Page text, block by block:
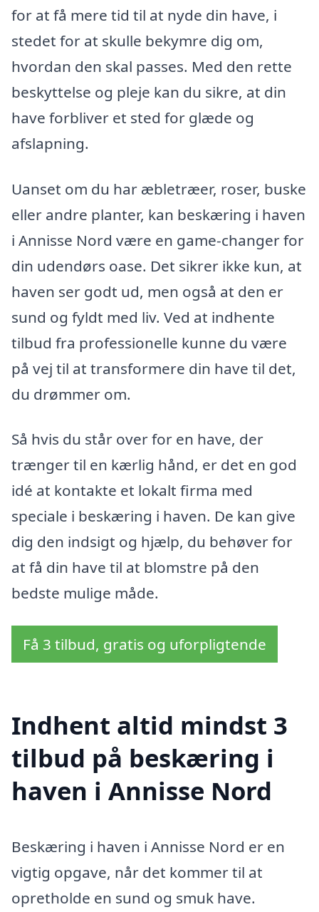
for at få mere tid til at nyde din have, i
stedet for at skulle bekymre dig om,
hvordan den skal passes. Med den rette
beskyttelse og pleje kan du sikre, at din
have forbliver et sted for glæde og
afslapning.
Uanset om du har æbletræer, roser, buske
eller andre planter, kan beskæring i haven
i Annisse Nord være en game-changer for
din udendørs oase. Det sikrer ikke kun, at
haven ser godt ud, men også at den er
sund og fyldt med liv. Ved at indhente
tilbud fra professionelle kunne du være
på vej til at transformere din have til det,
du drømmer om.
Så hvis du står over for en have, der
trænger til en kærlig hånd, er det en god
idé at kontakte et lokalt firma med
speciale i beskæring i haven. De kan give
dig den indsigt og hjælp, du behøver for
at få din have til at blomstre på den
bedste mulige måde.
Få 3 tilbud, gratis og uforpligtende
Indhent altid mindst 3
tilbud på beskæring i
haven i Annisse Nord
Beskæring i haven i Annisse Nord er en
vigtig opgave, når det kommer til at
opretholde en sund og smuk have.